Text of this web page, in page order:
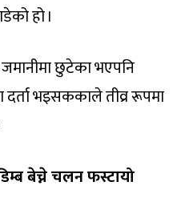
हो ।
छुटेका भएपनि
दर्ता भइसककाले तीव्र रूपमा
बेच्ने चलन फस्टायो